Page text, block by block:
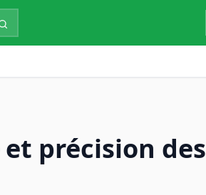
précision des